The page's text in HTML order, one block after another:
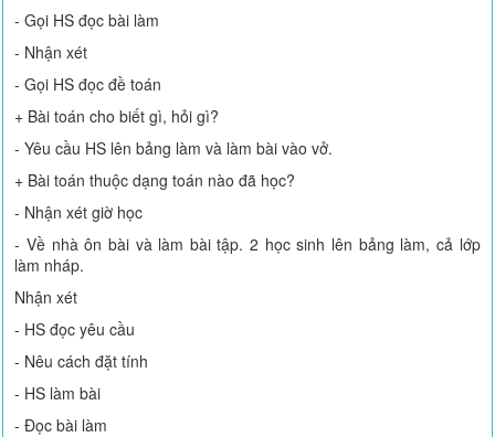
- Gọi HS đọc bài làm
- Nhận xét
- Gọi HS đọc đề toán
+ Bài toán cho biết gì, hỏi gì?
- Yêu cầu HS lên bảng làm và làm bài vào vở.
+ Bài toán thuộc dạng toán nào đã học?
- Nhận xét giờ học
- Về nhà ôn bài và làm bài tập. 2 học sinh lên bảng làm, cả lớp
làm nháp.
Nhận xét
- HS đọc yêu cầu
- Nêu cách đặt tính
- HS làm bài
- Đọc bài làm